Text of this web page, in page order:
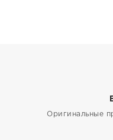
Оригинальные